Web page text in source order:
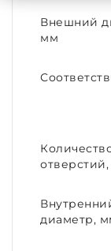
Внешний
мм
диаметр,